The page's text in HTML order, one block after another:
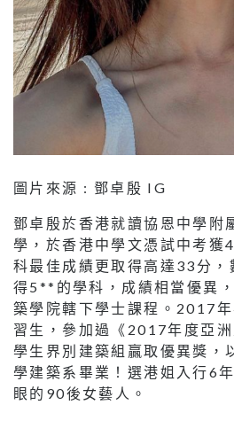
圖片來源 : 鄧卓殷 IG
鄧卓殷於香港就讀協恩中學附
學，於香港中學文憑試中考
科最佳成績更取得高達33分，
得5**的學科，成績相當優異
築學院轄下學士課程。2017
習生，參加過《2017年度亞
學生界別建築組贏取優異獎，
學建築系畢業！選港姐入行6
眼的90後女藝人。